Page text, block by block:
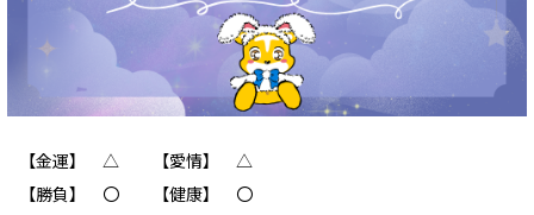
【金運】 △ 【愛情】 △
【勝負】 〇 【健康】 〇